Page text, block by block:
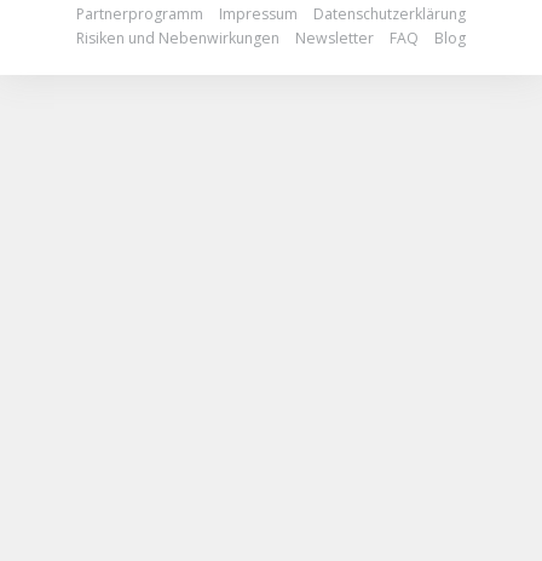
Partnerprogramm
Impressum
Datenschutzerklärung
Risiken und Nebenwirkungen
Newsletter FAQ Blog